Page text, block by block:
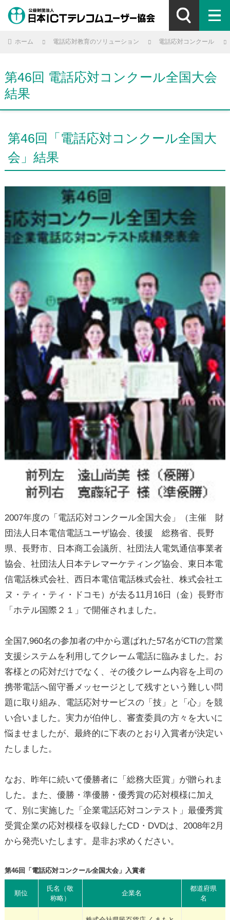
ホーム 電話応対教育のソリューション 電話応対コンクール
第46回 電話応対コンクール全国大会
結果
第46回「電話応対コンクール全国大
会」結果
2007年度の「電話応対コンクール全国大会」（主催 財
団法人日本電信電話ユーザ協会、後援 総務省、長野
県、長野市、日本商工会議所、社団法人電気通信事業者
協会、社団法人日本テレマーケティング協会、東日本電
信電話株式会社、西日本電信電話株式会社、株式会社エ
ヌ・ティ・ティ・ドコモ）が去る11月16日（金）長野市
「ホテル国際２１」で開催されました。
全国7,960名の参加者の中から選ばれた57名がCTIの営業
支援システムを利用してクレーム電話に臨みました。お
客様との応対だけでなく、その後クレーム内容を上司の
携帯電話へ留守番メッセージとして残すという難しい問
題に取り組み、電話応対サービスの「技」と「心」を競
い合いました。実力が伯仲し、審査委員の方々を大いに
悩ませましたが、最終的に下表のとおり入賞者が決定い
たしました。
なお、昨年に続いて優勝者に「総務大臣賞」が贈られま
した。また、優勝・準優勝・優秀賞の応対模様に加え
て、別に実施した「企業電話応対コンテスト」最優秀賞
受賞企業の応対模様を収録したCD・DVDは、2008年2月
から発売いたします。是非お求めください。
第46回「電話応対コンクール全国大会」入賞者
順位
氏名（敬
称略）
企業名
都道府県
名